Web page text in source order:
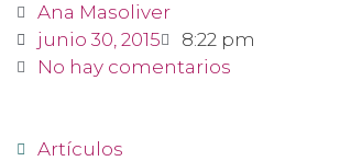
Ana Masoliver
junio 30, 2015
8:22 pm
No hay comentarios
Artículos